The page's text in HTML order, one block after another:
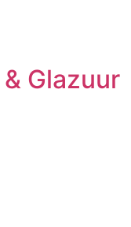
Glazuur